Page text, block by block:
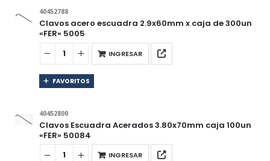
40452788
Clavos acero escuadra 2.9x60mm x caja de 300un
«FER» 5005
INGRESAR
FAVORITOS
40452800
Clavos Escuadra Acerados 3.80x70mm caja 100un
«FER» 50084
INGRESAR